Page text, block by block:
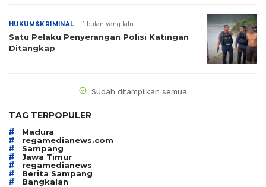
HUKUM&KRIMINAL 1 bulan yang lalu
Satu Pelaku Penyerangan Polisi Katingan
Ditangkap
Sudah ditampilkan semua
TAG TERPOPULER
# Madura
# regamedianews.com
# Sampang
# Jawa Timur
# regamedianews
# Berita Sampang
# Bangkalan